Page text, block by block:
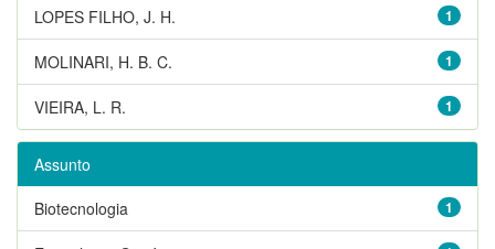
1
LOPES FILHO, J. H.
1
MOLINARI, H. B. C.
1
VIEIRA, L. R.
Assunto
1
Biotecnologia